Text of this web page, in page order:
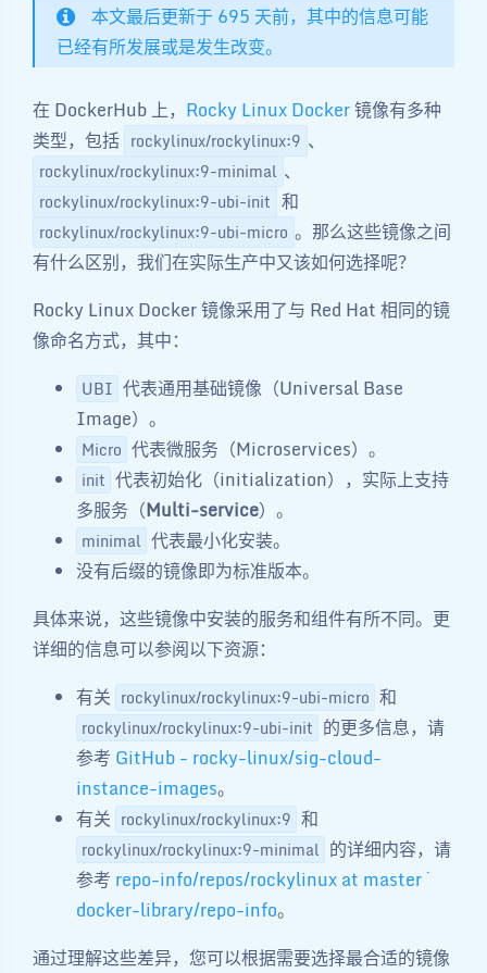
本文最后更新于 695 天前，其中的信息可能
已经有所发展或是发生改变。
在 DockerHub 上， Rocky Linux Docker镜像有多种
类型，包括 rockylinux/rockylinux:9 、
rockylinux/rockylinux:9-minimal 、
rockylinux/rockylinux:9-ubi-init 和
rockylinux/rockylinux:9-ubi-micro 。那么这些镜像之间
有什么区别，我们在实际生产中又该如何选择呢？
Rocky Linux Docker 镜像采用了与 Red Hat 相同的镜
像命名方式，其中：
UBI 代表通用基础镜像（Universal Base
Image）。
Micro 代表微服务（Microservices）。
init 代表初始化（initialization），实际上支持
多服务（Multi-service）。
minimal 代表最小化安装。
没有后缀的镜像即为标准版本。
具体来说，这些镜像中安装的服务和组件有所不同。更
详细的信息可以参阅以下资源：
有关 rockylinux/rockylinux:9-ubi-micro 和
rockylinux/rockylinux:9-ubi-init 的更多信息，请
参考 GitHub - rocky-linux/sig-cloud-
instance-images。
有关 rockylinux/rockylinux:9 和
rockylinux/rockylinux:9-minimal 的详细内容，请
参考 repo-info/repos/rockylinux at master ·
docker-library/repo-info。
通过理解这些差异，您可以根据需要选择最合适的镜像